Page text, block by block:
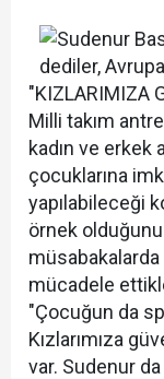
"KIZLARIMIZA
Milli takım
kadın ve erkek
çocuklarına
yapılabileceği
örnek olduğunu
mücadele
"Çocuğun da
Kızlarımıza
var. Sudenur